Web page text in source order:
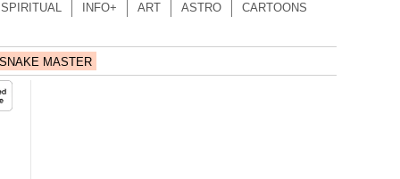
SPIRITUAL INFO+ ART ASTRO CARTOONS
SNAKE MASTER